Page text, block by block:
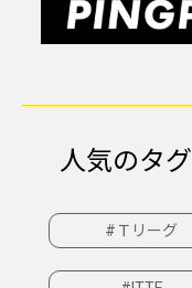
人気のタグ
#Ｔリーグ